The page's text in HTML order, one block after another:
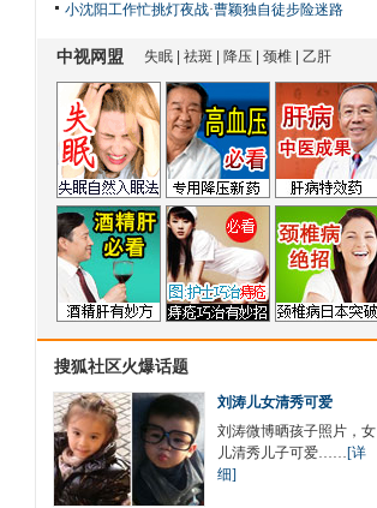
小沈阳工作忙挑灯夜战·曹颖独自徒步险迷路
搜狐社区火爆话题
刘涛儿女清秀可爱
刘涛微博晒孩子照片，女
儿清秀儿子可爱……[详
细]